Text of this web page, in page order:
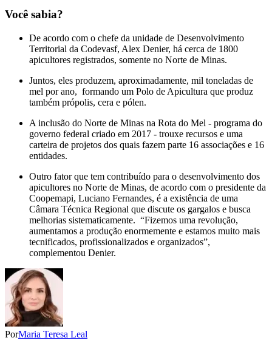
Você sabia?
De acordo com o chefe da unidade de Desenvolvimento
Territorial da Codevasf, Alex Denier, há cerca de 1800
apicultores registrados, somente no Norte de Minas.
Juntos, eles produzem, aproximadamente, mil toneladas de
mel por ano, formando um Polo de Apicultura que produz
também própolis, cera e pólen.
A inclusão do Norte de Minas na Rota do Mel - programa do
governo federal criado em 2017 - trouxe recursos e uma
carteira de projetos dos quais fazem parte 16 associações e 16
entidades.
Outro fator que tem contribuído para o desenvolvimento dos
apicultores no Norte de Minas, de acordo com o presidente da
Coopemapi, Luciano Fernandes, é a existência de uma
Câmara Técnica Regional que discute os gargalos e busca
melhorias sistematicamente. “Fizemos uma revolução,
aumentamos a produção enormemente e estamos muito mais
tecnificados, profissionalizados e organizados”,
complementou Denier.
PorMaria Teresa Leal